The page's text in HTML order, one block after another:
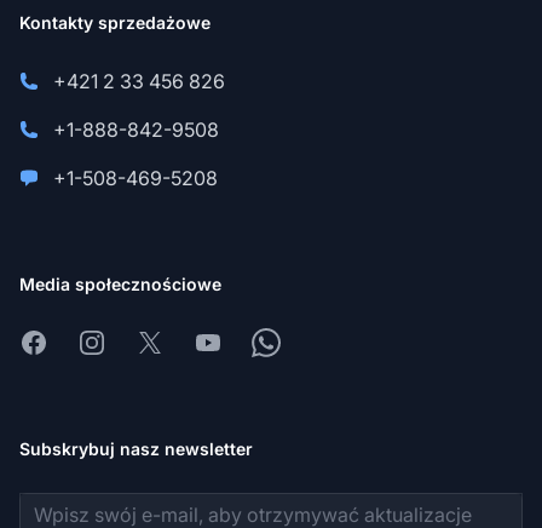
Kontakty sprzedażowe
+421 2 33 456 826
+1-888-842-9508
+1-508-469-5208
Media społecznościowe
FacebookInstagram
X YoutubeWhatsapp
Subskrybuj nasz newsletter
Adres e-mail